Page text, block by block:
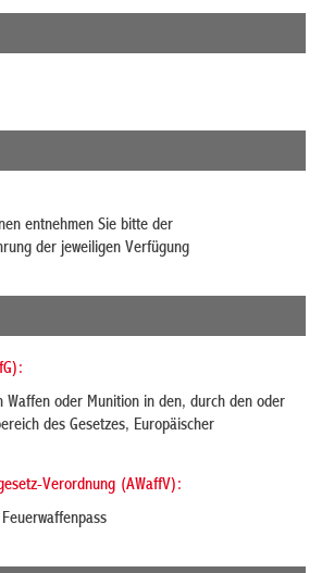
entnehmen Sie bitte der
der jeweiligen Verfügung
Waffen oder Munition in den, durch den oder
des Gesetzes, Europäischer
Verordnung (AWaffV):